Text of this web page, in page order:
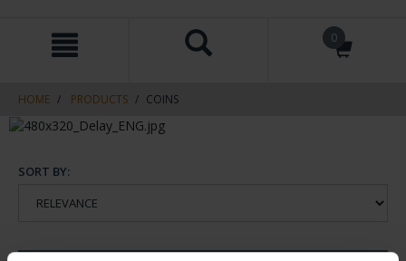
navigation
0
HOME PRODUCTS COINS
SORT BY: